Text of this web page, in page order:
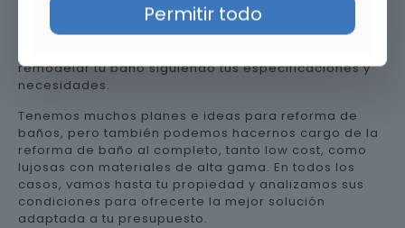
remodelar tu baño siguiendo tus especificaciones y
necesidades.
Tenemos muchos planes e ideas para reforma de
baños, pero también podemos hacernos cargo de la
reforma de baño al completo, tanto low cost, como
lujosas con materiales de alta gama. En todos los
casos, vamos hasta tu propiedad y analizamos sus
condiciones para ofrecerte la mejor solución
adaptada a tu presupuesto.
Permitir todo